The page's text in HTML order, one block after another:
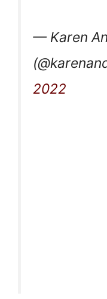
— Karen
2022